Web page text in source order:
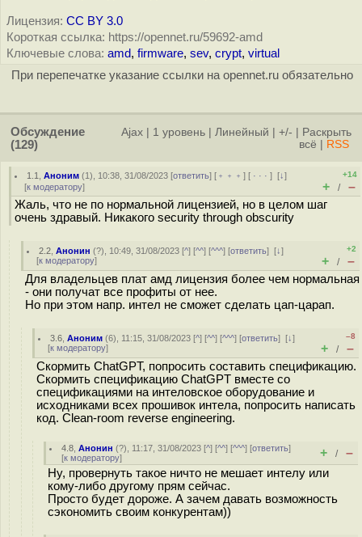
Лицензия: CC BY 3.0
Короткая ссылка: https://opennet.ru/59692-amd
Ключевые слова: amd, firmware, sev, crypt, virtual
При перепечатке указание ссылки на opennet.ru обязательно
Обсуждение
(129)
Ajax 1 уровень Линейный +/-
Раскрыть
всё
RSS
1.1 ,Аноним (1), 10:38, 31/08/2023 [ответить] [ ﹢﹢﹢] [ · · ·][↓]
[к модератору]
+14
+ / –
Жаль, что не по нормальной лицензией, но в целом шаг
очень здравый. Никакого security through obscurity
2.2 ,Анонин (?), 10:49, 31/08/2023 [^] [^^] [^^^] [ответить][↓]
[к модератору]
+2
+ / –
Для владельцев плат амд лицензия более чем нормальная
- они получат все профиты от нее.
Но при этом напр. интел не сможет сделать цап-царап.
3.6 ,Аноним (6), 11:15, 31/08/2023 [^] [^^] [^^^] [ответить][↓]
[к модератору]
–8
+ / –
Скормить ChatGPT, попросить составить спецификацию.
Скормить спецификацию ChatGPT вместе со
спецификациями на интеловское оборудование и
исходниками всех прошивок интела, попросить написать
код. Clean-room reverse engineering.
4.8 ,Анонин (?), 11:17, 31/08/2023 [^] [^^] [^^^] [ответить]
[к модератору] + / –
Ну, провернуть такое ничто не мешает интелу или
кому-либо другому прям сейчас.
Просто будет дороже. А зачем давать возможность
сэкономить своим конкурентам))